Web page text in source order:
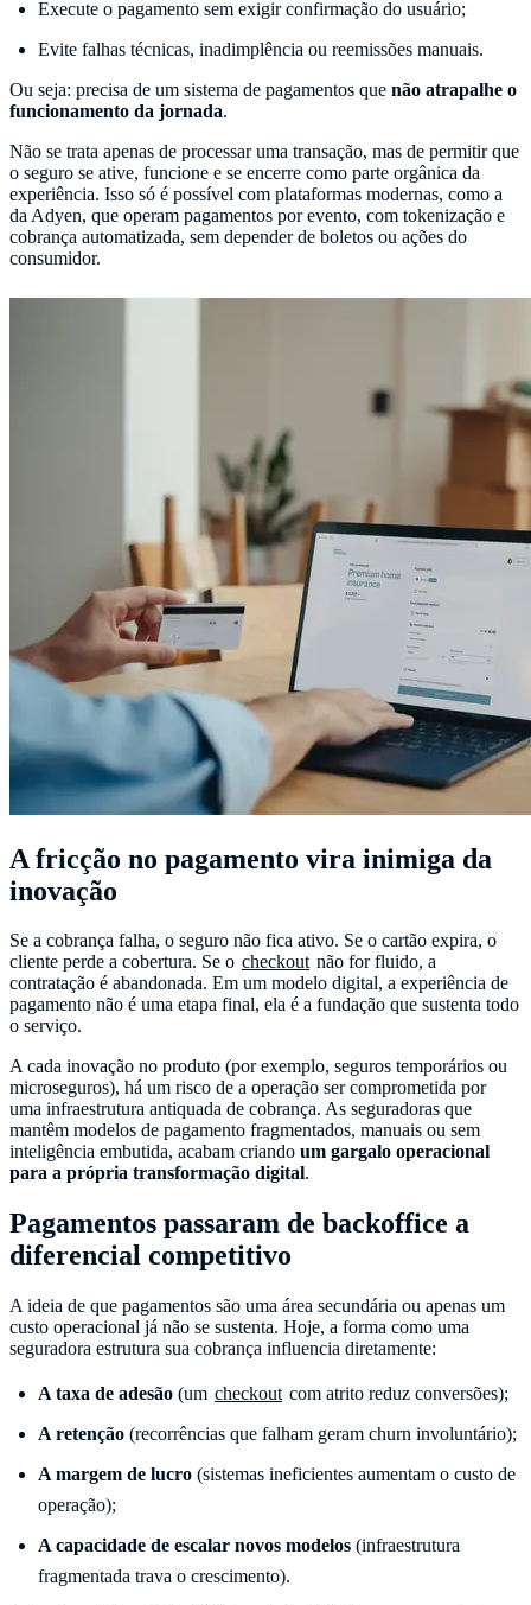
Execute o pagamento sem exigir confirmação do usuário;
Evite falhas técnicas, inadimplência ou reemissões manuais.
Ou seja: precisa de um sistema de pagamentos que não atrapalhe o
funcionamento da jornada.
Não se trata apenas de processar uma transação, mas de permitir que
o seguro se ative, funcione e se encerre como parte orgânica da
experiência. Isso só é possível com plataformas modernas, como a
da Adyen, que operam pagamentos por evento, com tokenização e
cobrança automatizada, sem depender de boletos ou ações do
consumidor.
A fricção no pagamento vira inimiga da
inovação
Se a cobrança falha, o seguro não fica ativo. Se o cartão expira, o
cliente perde a cobertura. Se o checkout não for fluido, a
contratação é abandonada. Em um modelo digital, a experiência de
pagamento não é uma etapa final, ela é a fundação que sustenta todo
o serviço.
A cada inovação no produto (por exemplo, seguros temporários ou
microseguros), há um risco de a operação ser comprometida por
uma infraestrutura antiquada de cobrança. As seguradoras que
mantêm modelos de pagamento fragmentados, manuais ou sem
inteligência embutida, acabam criando um gargalo operacional
para a própria transformação digital.
Pagamentos passaram de backoffice a
diferencial competitivo
A ideia de que pagamentos são uma área secundária ou apenas um
custo operacional já não se sustenta. Hoje, a forma como uma
seguradora estrutura sua cobrança influencia diretamente:
A taxa de adesão (um checkout com atrito reduz conversões);
A retenção (recorrências que falham geram churn involuntário);
A margem de lucro (sistemas ineficientes aumentam o custo de
operação);
A capacidade de escalar novos modelos (infraestrutura
fragmentada trava o crescimento).